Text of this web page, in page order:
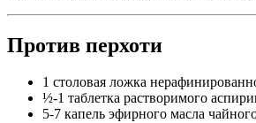
Против перхоти
1 столовая ложка
½-1 таблетка растворимого
5-7 капель эфирного масла